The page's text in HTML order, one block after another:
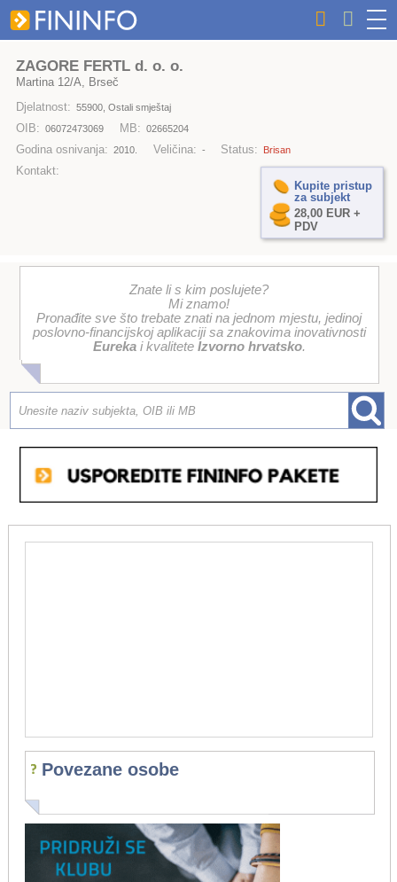
ZAGORE FERTL d. o. o.
Martina 12/A, Brseč
Djelatnost: 55900, Ostali smještaj
OIB: 06072473069 MB: 02665204
Godina osnivanja: 2010. Veličina: - Status: Brisan
Kontakt:
Kupite pristup
za subjekt
28,00 EUR +
PDV
Znate li s kim poslujete?
Mi znamo!
Pronađite sve što trebate znati na jednom mjestu, jedinoj
poslovno-financijskoj aplikaciji sa znakovima inovativnosti
Eurekai kvalitete Izvorno hrvatsko.
Povezane osobe